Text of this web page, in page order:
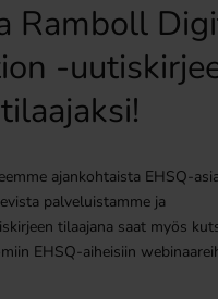
Ramboll
-
tilaajaksi!
ajankohtaista EHSQ-
palveluistamme ja
tilaajana saat myös
EHSQ-aiheisiin